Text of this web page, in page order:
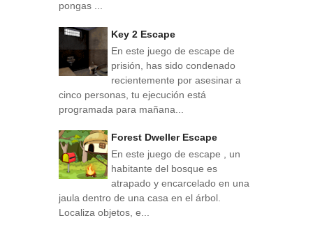
pongas ...
Key 2 Escape
En este juego de escape de
prisión, has sido condenado
recientemente por asesinar a
cinco personas, tu ejecución está
programada para mañana...
Forest Dweller Escape
En este juego de escape , un
habitante del bosque es
atrapado y encarcelado en una
jaula dentro de una casa en el árbol.
Localiza objetos, e...